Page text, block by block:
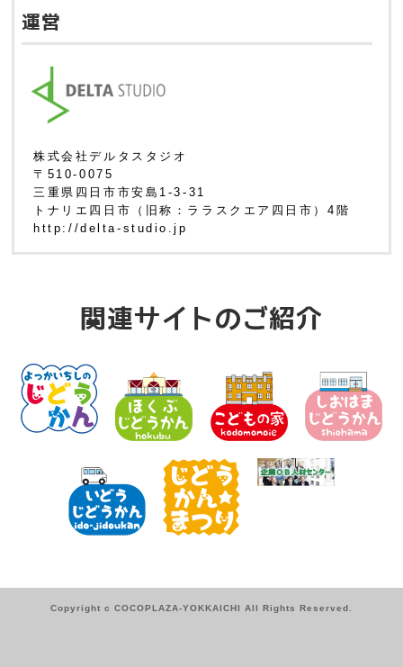
運営
株式会社デルタスタジオ
〒510-0075
三重県四日市市安島1-3-31
トナリエ四日市（旧称：ララスクエア四日市）4階
http://delta-studio.jp
関連サイトのご紹介
Copyright c COCOPLAZA-YOKKAICHI All Rights Reserved.